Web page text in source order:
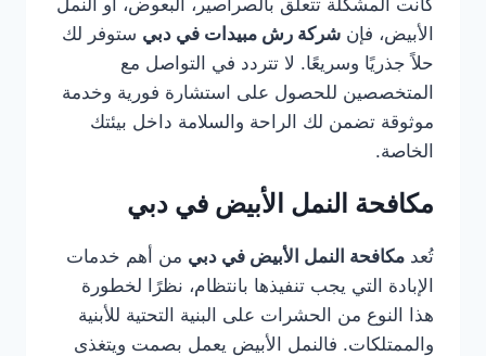
الأبيض، فإن شركة رش مبيدات في دبي ستوفر لك
حلاً جذريًا وسريعًا. لا تتردد في التواصل مع
المتخصصين للحصول على استشارة فورية وخدمة
موثوقة تضمن لك الراحة والسلامة داخل بيئتك
الخاصة.
مكافحة النمل الأبيض في دبي
تُعد مكافحة النمل الأبيض في دبي من أهم خدمات
الإبادة التي يجب تنفيذها بانتظام، نظرًا لخطورة
هذا النوع من الحشرات على البنية التحتية للأبنية
والممتلكات. فالنمل الأبيض يعمل بصمت ويتغذى